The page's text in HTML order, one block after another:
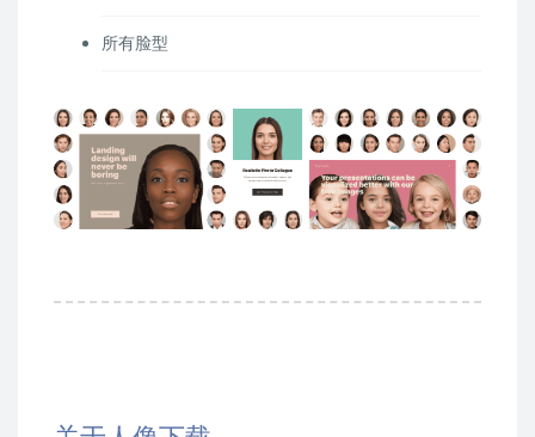
所有脸型